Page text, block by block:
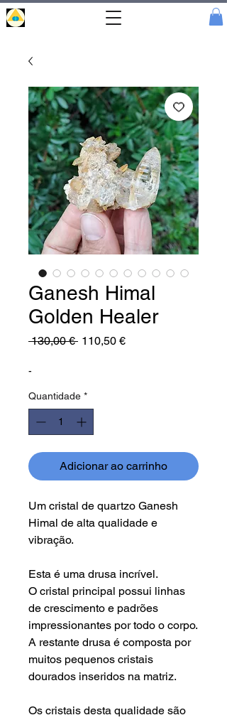
Ganesh Himal
Golden Healer
130,00 € Preço
110,50 €Preço
-
Quantidade *
Adicionar ao carrinho
Um cristal de quartzo Ganesh
Himal de alta qualidade e
vibração.
Esta é uma drusa incrível.
O cristal principal possui linhas
de crescimento e padrões
impressionantes por todo o corpo.
A restante drusa é composta por
muitos pequenos cristais
dourados inseridos na matriz.
Os cristais desta qualidade são